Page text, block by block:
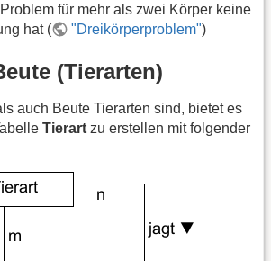
für mehr als zwei Körper keine
hat (
"Dreikörperproblem")
(Tierarten)
auch Beute Tierarten sind, bietet es
Tierart zu erstellen mit folgender